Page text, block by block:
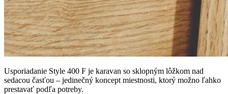
Usporiadanie Style 400 F je karavan so sklopným lôžkom nad
sedacou časťou – jedinečný koncept miestnosti, ktorý možno ľahko
prestavať podľa potreby.